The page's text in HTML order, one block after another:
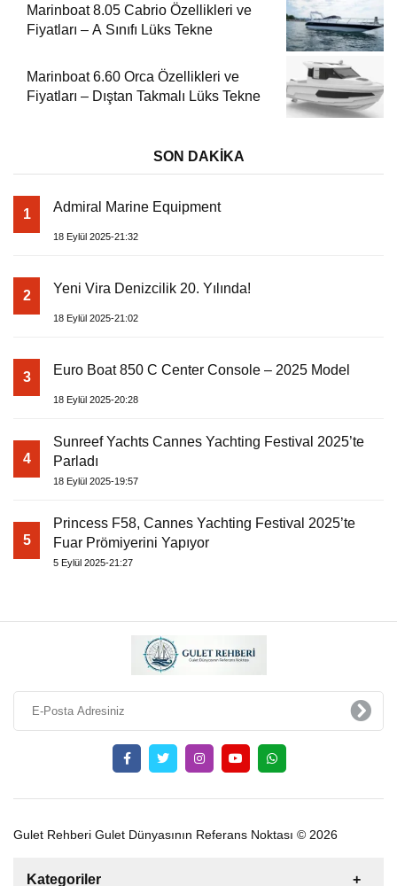
Marinboat 8.05 Cabrio Özellikleri ve
Fiyatları – A Sınıfı Lüks Tekne
Marinboat 6.60 Orca Özellikleri ve
Fiyatları – Dıştan Takmalı Lüks Tekne
SON DAKİKA
1 Admiral Marine Equipment
18 Eylül 2025-21:32
2 Yeni Vira Denizcilik 20. Yılında!
18 Eylül 2025-21:02
3 Euro Boat 850 C Center Console – 2025 Model
18 Eylül 2025-20:28
4
Sunreef Yachts Cannes Yachting Festival 2025’te
Parladı
18 Eylül 2025-19:57
5
Princess F58, Cannes Yachting Festival 2025’te
Fuar Prömiyerini Yapıyor
5 Eylül 2025-21:27
Gulet Rehberi Gulet Dünyasının Referans Noktası © 2026
Kategoriler